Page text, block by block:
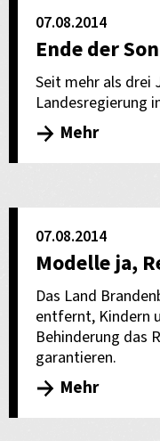
07.08.2014
Ende der
Seit mehr als drei
Landesregierung
Mehr
07.08.2014
Modelle ja,
Das Land
entfernt, Kindern
Behinderung das
garantieren.
Mehr